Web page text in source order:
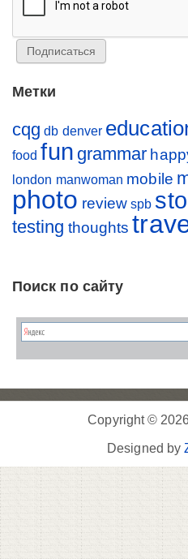
Метки
cqg db denver
food fun grammar
london manwoman mobile
photo review spb
testing thoughts
Поиск по сайту
Copyright ©
Designed by